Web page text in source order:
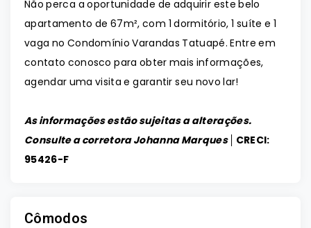
Não perca a oportunidade de adquirir este belo
apartamento de 67m², com 1 dormitório, 1 suíte e 1
vaga no Condomínio Varandas Tatuapé. Entre em
contato conosco para obter mais informações,
agendar uma visita e garantir seu novo lar!
As informações estão sujeitas a alterações.
Consulte a corretora Johanna Marques │ CRECI:
95426-F
Cômodos